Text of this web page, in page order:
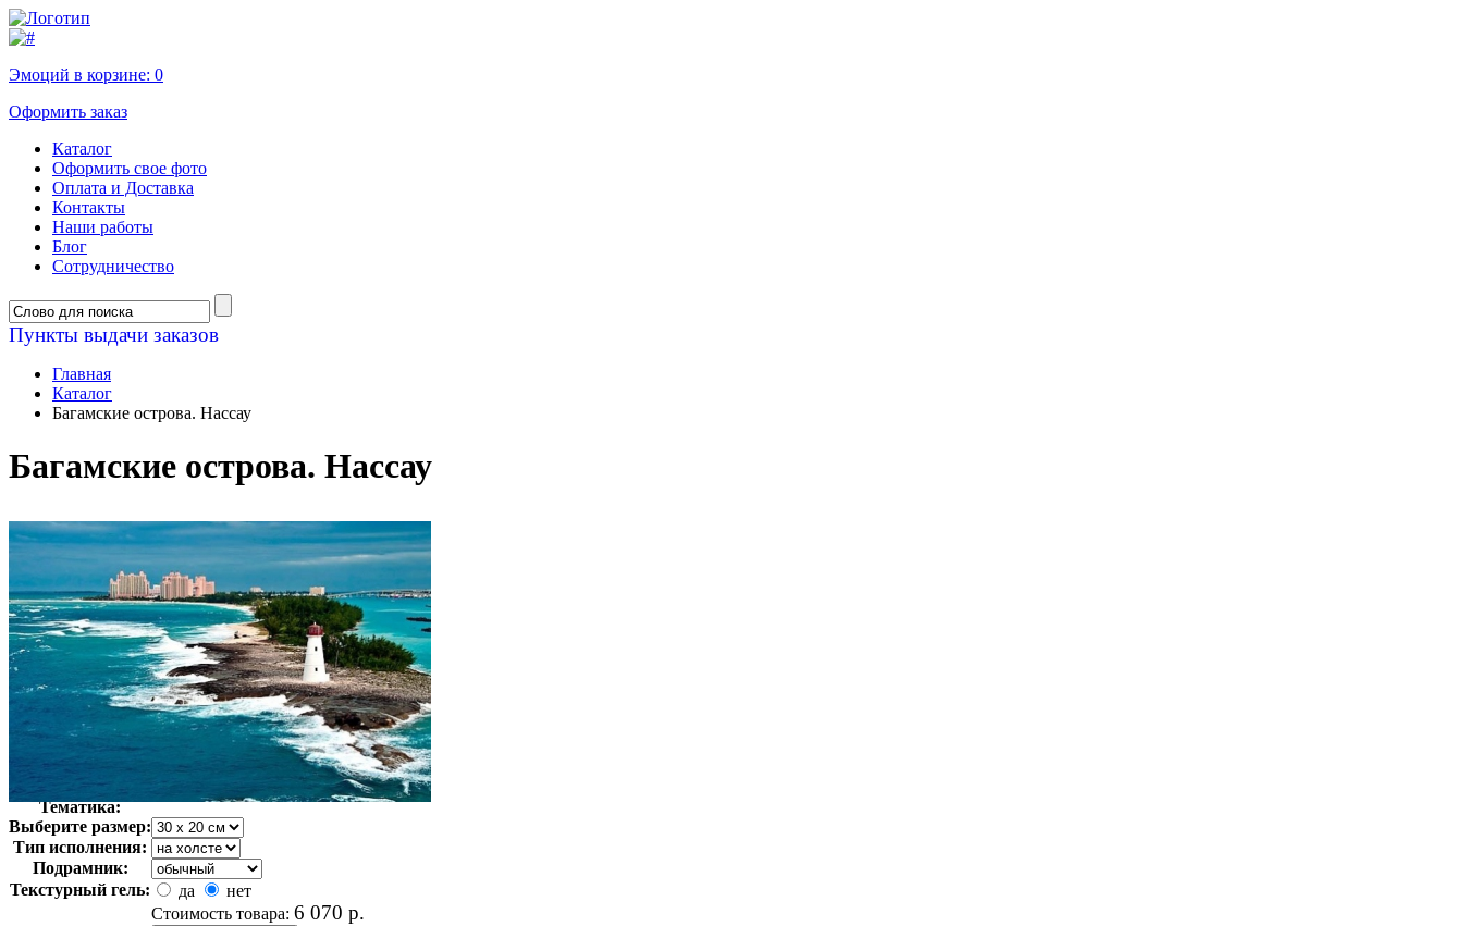
Эмоций в корзине: 0
Оформить заказ
Каталог
Оформить свое фото
Оплата и Доставка
Контакты
Наши работы
Блог
Сотрудничество
Пункты выдачи заказов
Главная
Каталог
Багамские острова. Нассау
Багамские острова. Нассау
Автор:
Неизвестно
Арт-стиль
Фотография
Тематика:
Выберите размер:
Тип исполнения:
Подрамник:
Текстурный гель:
да
нет
Стоимость товара: 6 070 р.